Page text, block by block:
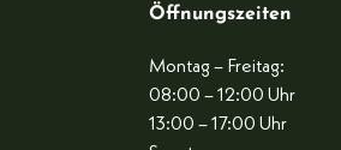
Öffnungszeiten
Montag – Freitag:
08:00 – 12:00 Uhr
13:00 – 17:00 Uhr